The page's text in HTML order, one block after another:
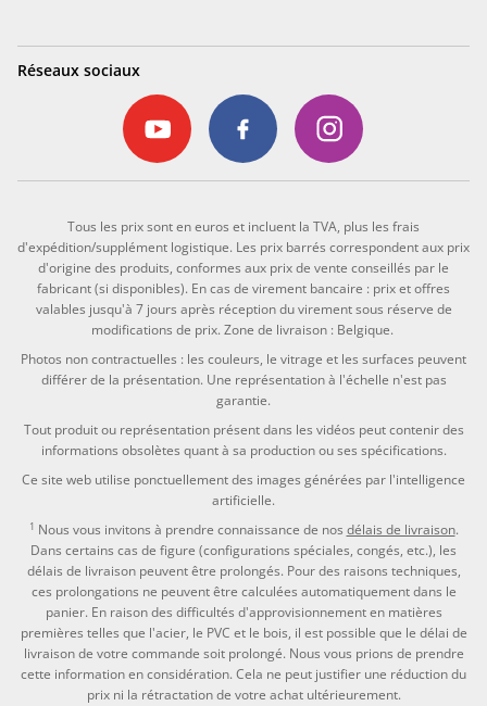
Réseaux sociaux
Tous les prix sont en euros et incluent la TVA, plus les frais
d'expédition/supplément logistique. Les prix barrés correspondent aux prix
d'origine des produits, conformes aux prix de vente conseillés par le
fabricant (si disponibles). En cas de virement bancaire : prix et offres
valables jusqu'à 7 jours après réception du virement sous réserve de
modifications de prix. Zone de livraison : Belgique.
Photos non contractuelles : les couleurs, le vitrage et les surfaces peuvent
différer de la présentation. Une représentation à l'échelle n'est pas
garantie.
Tout produit ou représentation présent dans les vidéos peut contenir des
informations obsolètes quant à sa production ou ses spécifications.
Ce site web utilise ponctuellement des images générées par l'intelligence
artificielle.
1 Nous vous invitons à prendre connaissance de nos délais de livraison.
Dans certains cas de figure (configurations spéciales, congés, etc.), les
délais de livraison peuvent être prolongés. Pour des raisons techniques,
ces prolongations ne peuvent être calculées automatiquement dans le
panier. En raison des difficultés d'approvisionnement en matières
premières telles que l'acier, le PVC et le bois, il est possible que le délai de
livraison de votre commande soit prolongé. Nous vous prions de prendre
cette information en considération. Cela ne peut justifier une réduction du
prix ni la rétractation de votre achat ultérieurement.